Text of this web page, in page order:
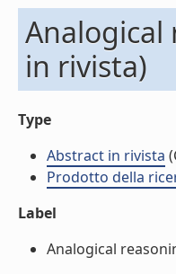
Analogical
in rivista)
Type
Abstract in rivista
Prodotto della
Label
Analogical